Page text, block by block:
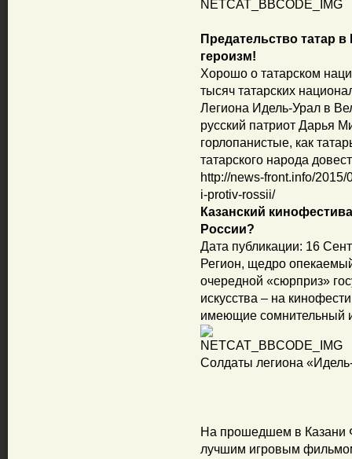
Предательство татар
героизм!
Хорошо о татарском
тысяч татарских
Легиона Идель-Урал в
русский патриот Дарья
горлопанистые, как
татарского народа
http://news-front.info/
i-protiv-rossii/
Казанский
России?
Дата публикации: 16
Регион, щедро
очередной «сюрприз»
искусства – на
имеющие сомнительный
Солдаты легиона
На прошедшем в Казани
лучшим игровым